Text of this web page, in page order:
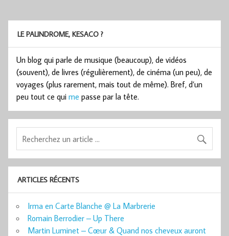
LE PALINDROME, KESACO ?
Un blog qui parle de musique (beaucoup), de vidéos
(souvent), de livres (régulièrement), de cinéma (un peu), de
voyages (plus rarement, mais tout de même). Bref, d’un
peu tout ce qui me passe par la tête.
ARTICLES RÉCENTS
Irma en Carte Blanche @ La Marbrerie
Romain Berrodier – Up There
Martin Luminet – Cœur & Quand nos cheveux auront